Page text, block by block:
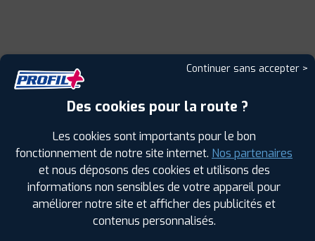
Leaflet |©Mapbox ©OpenStreetMap
Continuer sans accepter >
Des cookies pour la route ?
Les cookies sont importants pour le bon
fonctionnement de notre site internet. Nos partenaires
et nous déposons des cookies et utilisons des
informations non sensibles de votre appareil pour
améliorer notre site et afficher des publicités et
contenus personnalisés.